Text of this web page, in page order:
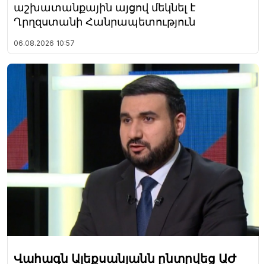
աշխատանքային այցով մեկնել է
Ղրղզստանի Հանրապետություն
06.08.2026 10:57
Վահագն Ալեքսանյանն ընտրվեց ԱԺ